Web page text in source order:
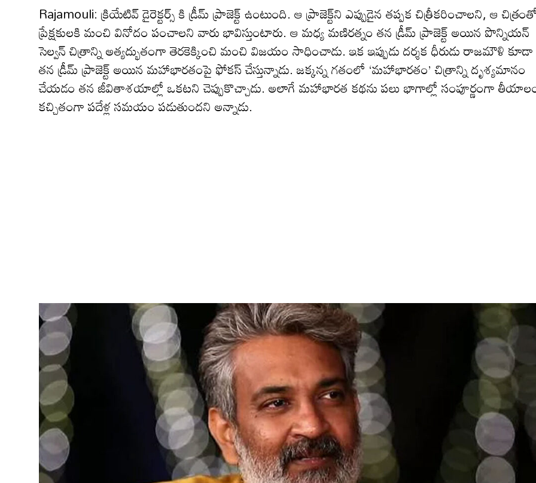
Rajamouli: క్రియేటివ్ డైరెక్ట‌ర్స్ కి డ్రీమ్ ప్రాజెక్ట్ ఉంటుంది. ఆ ప్రాజెక్ట్‌ని ఎప్పుడైన త‌ప్ప‌క చిత్రీక‌రించాల‌ని, ఆ చిత్రంతో
ప్రేక్ష‌కుల‌కి మంచి వినోదం పంచాల‌ని వారు భావిస్తుంటారు. ఆ మ‌ధ్య మ‌ణిర‌త్నం త‌న డ్రీమ్ ప్రాజెక్ట్ అయిన పొన్నియ‌న్
సెల్వన్ చిత్రాన్ని అత్య‌ద్భుతంగా తెర‌కెక్కించి మంచి విజ‌యం సాధించాడు. ఇక ఇప్పుడు ద‌ర్శక ధీరుడు రాజ‌మౌళి కూడా
త‌న డ్రీమ్ ప్రాజెక్ట్ అయిన మ‌హాభార‌తంపై ఫోక‌స్ చేస్తున్నాడు. జ‌క్క‌న్న గ‌తంలో ‘మహాభారతం’ చిత్రాన్ని దృశ్యమానం
చేయడం తన జీవితాశయాల్లో ఒకటని చెప్పుకొచ్చాడు. అలాగే మహాభారత కథను పలు భాగాల్లో సంపూర్ణంగా
కచ్చితంగా ప‌దేళ్ల స‌మ‌యం ప‌డుతుందని అన్నాడు.